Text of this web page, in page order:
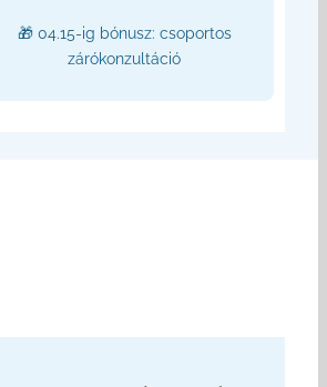
🎁 04.15-ig bónusz: csoportos
zárókonzultáció